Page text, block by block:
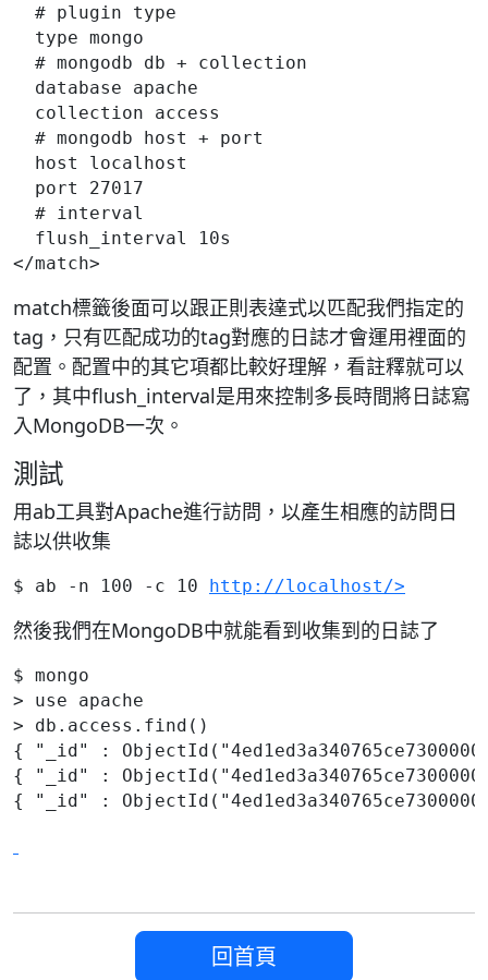
  # plugin type
  type mongo
  # mongodb db + collection
  database apache
  collection access
  # mongodb host + port
  host localhost
  port 27017
  # interval
  flush_interval 10s
</match>
match標籤後面可以跟正則表達式以匹配我們指定的
tag，只有匹配成功的tag對應的日誌才會運用裡面的
配置。配置中的其它項都比較好理解，看註釋就可以
了，其中flush_interval是用來控制多長時間將日誌寫
入MongoDB一次。
測試
用ab工具對Apache進行訪問，以產生相應的訪問日
誌以供收集
$ ab -n 100 -c 10 http://localhost/>
然後我們在MongoDB中就能看到收集到的日誌了
$ mongo
> use apache
> db.access.find()
{ "_id" :
{ "_id" :
{ "_id" :
回首頁